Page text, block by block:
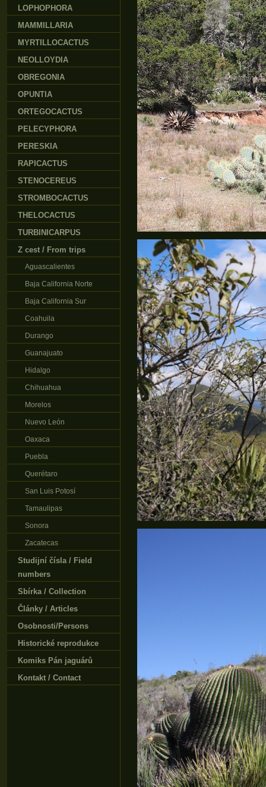
LOPHOPHORA
MAMMILLARIA
MYRTILLOCACTUS
NEOLLOYDIA
OBREGONIA
OPUNTIA
ORTEGOCACTUS
PELECYPHORA
PERESKIA
RAPICACTUS
STENOCEREUS
STROMBOCACTUS
THELOCACTUS
TURBINICARPUS
Z cest / From trips
Aguascalientes
Baja California Norte
Baja California Sur
Coahuila
Durango
Guanajuato
Hidalgo
Chihuahua
Morelos
Nuevo León
Oaxaca
Puebla
Querétaro
San Luis Potosí
Tamaulipas
Sonora
Zacatecas
Studijní čísla / Field
numbers
Sbírka / Collection
Články / Articles
Osobnosti/Persons
Historické reprodukce
Komiks Pán jaguárů
Kontakt / Contact